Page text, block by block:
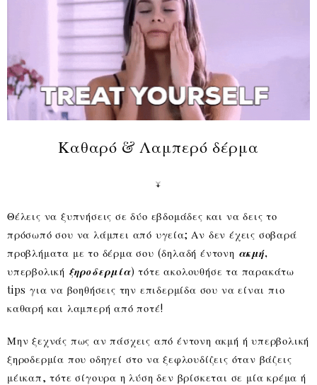
Καθαρό & Λαμπερό δέρμα
↓
Θέλεις να ξυπνήσεις σε δύο εβδομάδες και να δεις το
πρόσωπό σου να λάμπει από υγεία; Αν δεν έχεις σοβαρά
προβλήματα με το δέρμα σου (δηλαδή έντονη ακμή,
υπερβολική ξηροδερμία) τότε ακολουθήσε τα παρακάτω
tips για να βοηθήσεις την επιδερμίδα σου να είναι πιο
καθαρή και λαμπερή από ποτέ!
Μην ξεχνάς πως αν πάσχεις από έντονη ακμή ή υπερβολική
ξηροδερμία που οδηγεί στο να ξεφλουδίζεις όταν βάζεις
μέικαπ, τότε σίγουρα η λύση δεν βρίσκεται σε μία κρέμα ή